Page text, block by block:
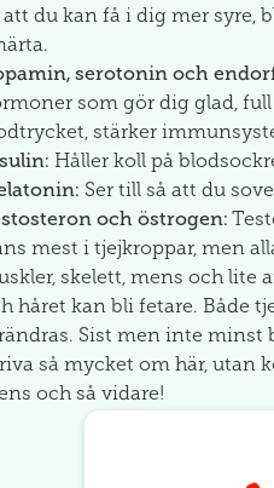
att du kan få i dig mer syre,
serotonin och
som gör dig glad,
stärker
Håller koll på
Ser till så att du
och östrogen:
mest i tjejkroppar, men
skelett, mens och lite
håret kan bli fetare. Både
Sist men inte minst
så mycket om här, utan
och så vidare!